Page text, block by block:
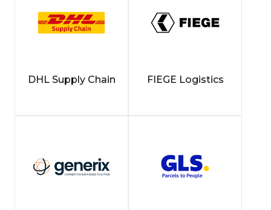
DHL Supply Chain FIEGE Logistics